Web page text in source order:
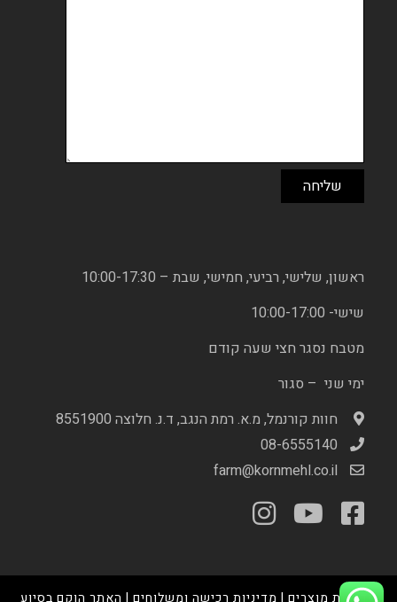
ראשון, שלישי, רביעי, חמישי, שבת – 10:00-17:30
שישי- 10:00-17:00
מטבח נסגר חצי שעה קודם
ימי שני – סגור
חוות קורנמל, מ.א. רמת הנגב, ד.נ. חלוצה 8551900
08-6555140
farm@kornmehl.co.il